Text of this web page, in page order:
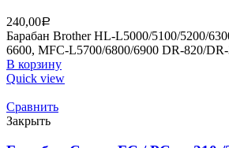
240,00Р
Барабан Brother HL-L5000/5100/5200/
6600, MFC-L5700/6800/6900 DR-820/
В корзину
Quick view
Сравнить
Закрыть